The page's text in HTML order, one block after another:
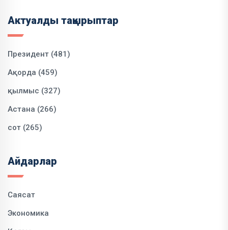
Актуалды тақырыптар
Президент (481)
Ақорда (459)
қылмыс (327)
Астана (266)
сот (265)
Айдарлар
Саясат
Экономика